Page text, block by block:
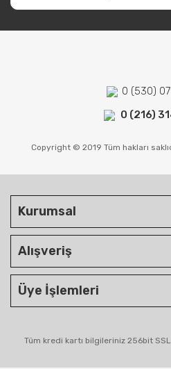
0 (530)
0 (216)
Copyright © 2019 Tüm hakları
Kurumsal
Alışveriş
Üye İşlemleri
Tüm kredi kartı bilgileriniz 256bit